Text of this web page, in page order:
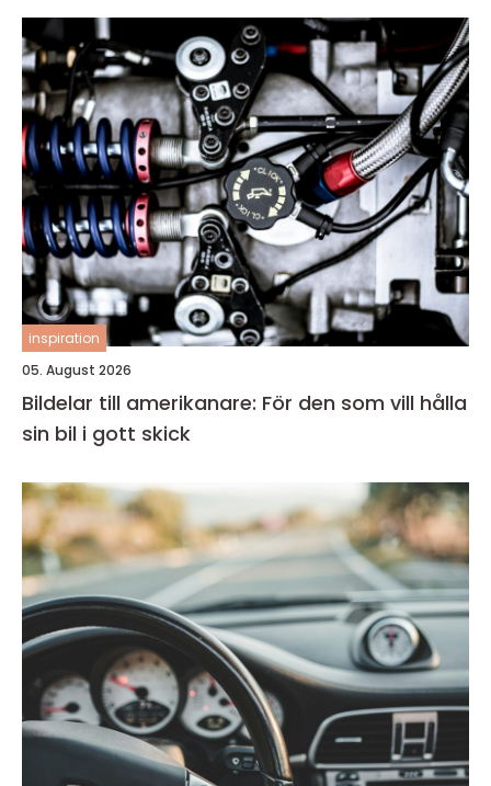
inspiration
05. August 2026
Bildelar till amerikanare: För den som vill hålla
sin bil i gott skick